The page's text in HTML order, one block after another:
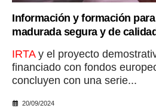
Información y formación
madurada segura y de calidad
IRTAy el proyecto
financiado con fondos
concluyen con una serie...
20/09/2024